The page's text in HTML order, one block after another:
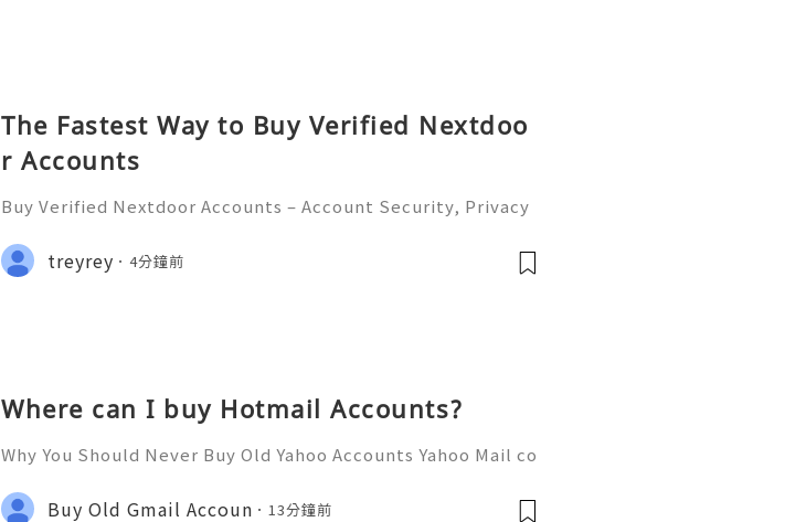
The Fastest Way to Buy Verified Nextdoo
r Accounts
Buy Verified Nextdoor Accounts – Account Security, Privacy
026) 💫💎💲💫🌐✨💎Fast & Reliable 24/7 Customer Support 💫
💎💲💫🌐✨💎WhatsApp :+1 (506) 541-7768 💫💎
treyrey 4分鐘前
Where can I buy Hotmail Accounts?
Why You Should Never Buy Old Yahoo Accounts Yahoo Mail co
onal communication, business correspondence, and online a
Buy Old Gmail Accoun 13分鐘前